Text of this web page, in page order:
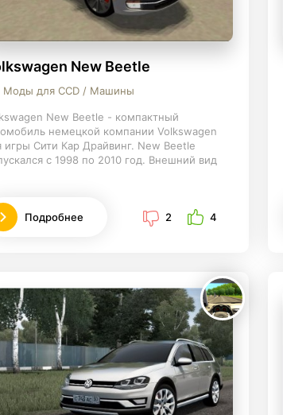
New Beetle
Моды для CCD / Машины
New Beetle - компактный
немецкой компании Volkswagen
игры Сити Кар Драйвинг. New Beetle
с 1998 по 2010 год. Внешний вид
Подробнее 2 4